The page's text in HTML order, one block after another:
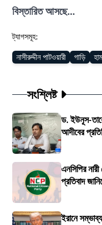
বিস্তারিত আসছে...
ট্যাগসমূহ:
নাসীরুদ্দীন পাটওয়ারী গাড়ি
সংশ্লিষ্ট
ড. ইউনূস-
আদীবের
এনসিপির
প্রতিবাদ
ইরানে